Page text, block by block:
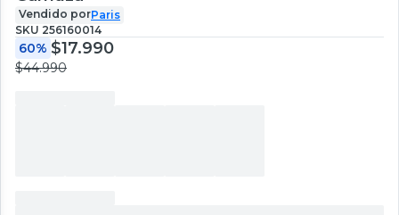
Vendido porParis
SKU 256160014
60% $17.990
$44.990